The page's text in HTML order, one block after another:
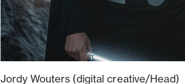
Jordy Wouters (digital creative/Head)